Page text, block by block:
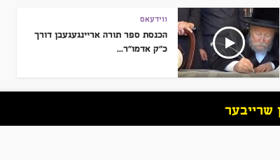
ווידעאס
הכנסת ספר תורה אריינגעגעבן דורך
כ”ק אדמו”ר...
שרייבער